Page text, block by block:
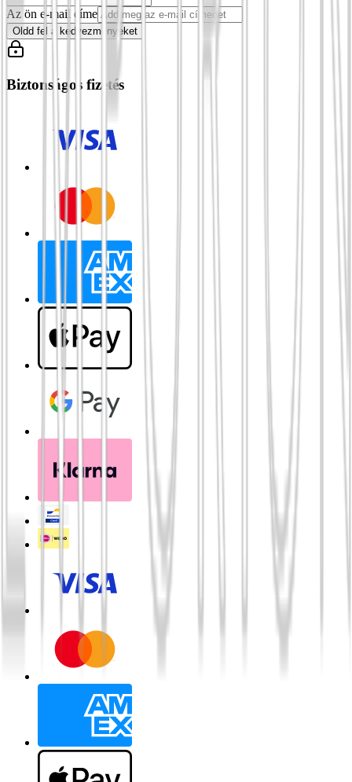
Az ön e-mail címe
Oldd fel a kedvezményeket
Biztonságos fizetés